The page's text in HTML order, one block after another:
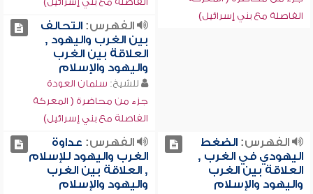
الفاصلة مع بني إسرائيل)
الفهرس:التحالف
بين الغرب واليهود ,
العلاقة بين الغرب
واليهود والإسلام
للشيخ: سلمان العودة
جزء من محاضرة ( المعركة
الفاصلة مع بني إسرائيل)
الفهرس:الضغط
اليهودي في الغرب ,
العلاقة بين الغرب
واليهود والإسلام
الفهرس: عداوة
الغرب واليهود للإسلام
, العلاقة بين الغرب
واليهود والإسلام